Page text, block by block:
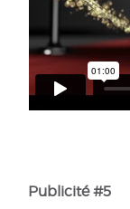
Publicité #5